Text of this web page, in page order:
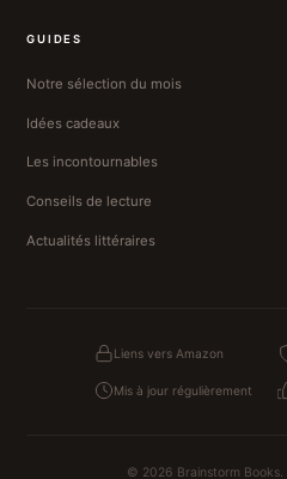
GUIDES
Notre sélection du mois
Idées cadeaux
Les incontournables
Conseils de lecture
Actualités littéraires
Liens vers Amazon
Mis à jour régulièrement
© 2026 Brainstorm Books.